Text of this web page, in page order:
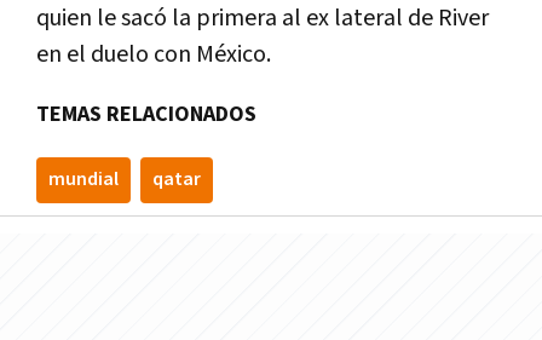
quien le sacó la primera al ex lateral de River
en el duelo con México.
TEMAS RELACIONADOS
mundial qatar